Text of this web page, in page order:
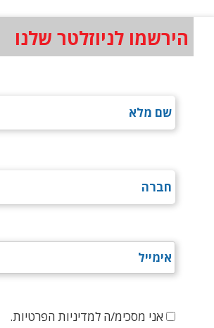
הירשמו לניוזלטר שלנו
אני מסכימ/ה למדיניות הפרטיות.